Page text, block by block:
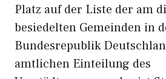
Platz auf der Liste der am
besiedelten Gemeinden in
Bundesrepublik
amtlichen Einteilung des